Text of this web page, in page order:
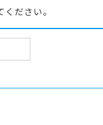
ださい。